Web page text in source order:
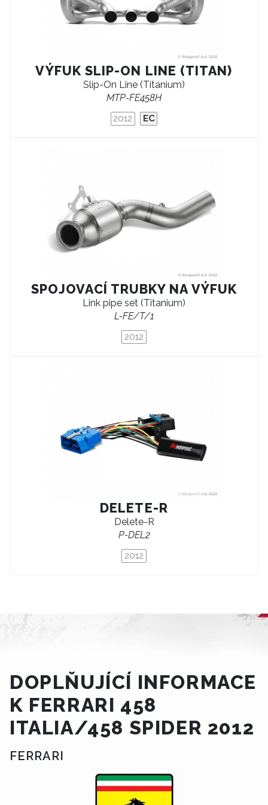
VÝFUK SLIP-ON LINE (TITAN)
Slip-On Line (Titanium)
MTP-FE458H
2012 EC
SPOJOVACÍ TRUBKY NA VÝFUK
Link pipe set (Titanium)
L-FE/T/1
2012
DELETE-R
Delete-R
P-DEL2
2012
DOPLŇUJÍCÍ INFORMACE
K FERRARI 458
ITALIA/458 SPIDER 2012
FERRARI